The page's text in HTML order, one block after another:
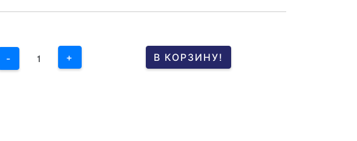
-
3
1
+ В КОРЗИНУ!